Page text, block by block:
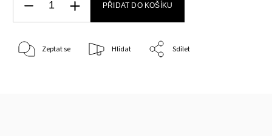
PŘIDAT DO KOŠÍKU
Zeptat se Hlídat Sdílet